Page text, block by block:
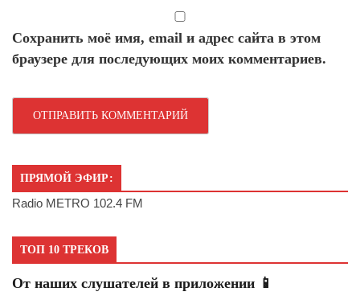
Сохранить моё имя, email и адрес сайта в этом
браузере для последующих моих комментариев.
ПРЯМОЙ ЭФИР:
Radio METRO 102.4 FM
ТОП 10 ТРЕКОВ
От наших слушателей в приложении 📱